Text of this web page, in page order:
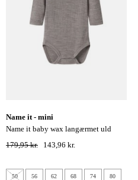
name it - mini
name it baby wax langærmet uld
bodystocking - satellite
179,95 kr. 143,96 kr.
50 56 62 68 74 80